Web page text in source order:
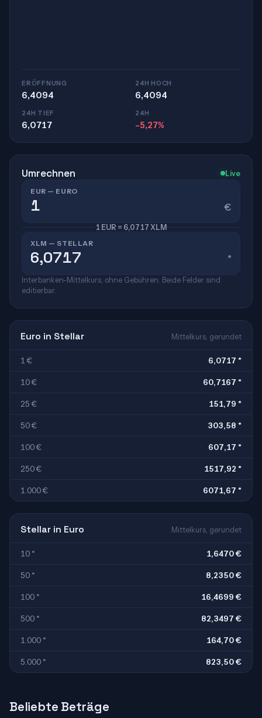
ERÖFFNUNG
6,4094
24H HOCH
6,4094
24H TIEF
6,0717
24H
-5,27%
Umrechnen Live
EUR — EURO
€
1 EUR = 6,0717 XLM
XLM — STELLAR
*
Interbanken-Mittelkurs, ohne Gebühren. Beide Felder sind
editierbar.
Euro in Stellar Mittelkurs, gerundet
1 € 6,0717 *
10 € 60,7167 *
25 € 151,79 *
50 € 303,58 *
100 € 607,17 *
250 € 1517,92 *
1.000 € 6071,67 *
Stellar in Euro Mittelkurs, gerundet
10 * 1,6470 €
50 * 8,2350 €
100 * 16,4699 €
500 * 82,3497 €
1.000 * 164,70 €
5.000 * 823,50 €
Beliebte Beträge